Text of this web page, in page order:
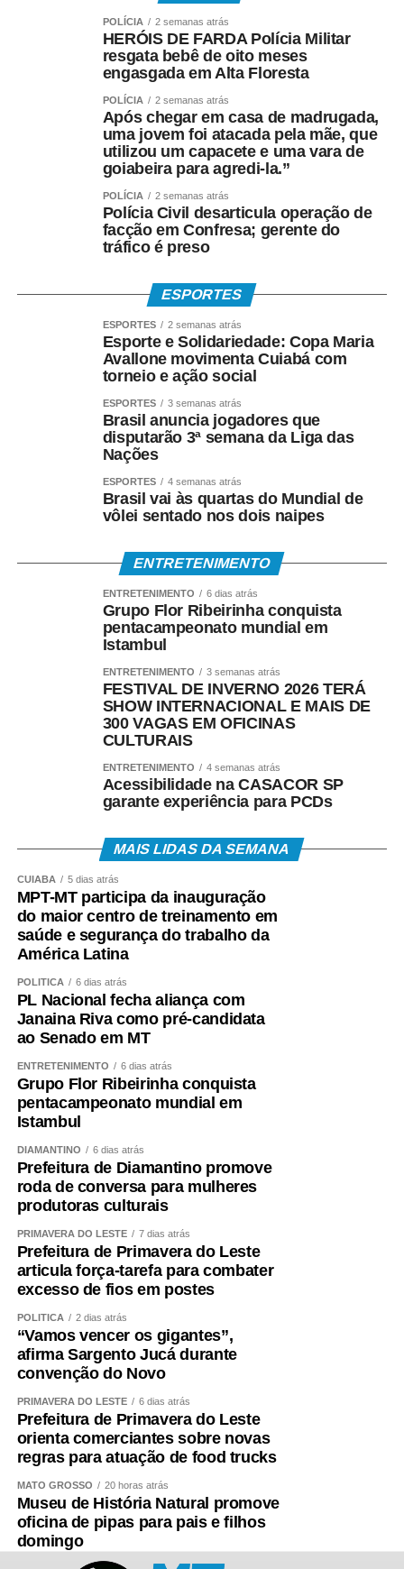
prioritariamente por:
• Crédito em conta corrente ou poupança da Caixa;
• Depósito em Poupança Social Digital, movimentada
pelo aplicativo Caixa Tem.
Quem não possui conta pode sacar:
• Com Cartão Social e senha em lotéricas, caixas
eletrônicos e correspondentes CAIXA Aqui;
• Nas agências, com documento oficial com foto;
• Sem cartão, por meio de biometria cadastrada.
Para servidores públicos
(Pasep)
O Banco do Brasil faz o pagamento por:
• Crédito em conta bancária;
• Transferência via TED ou Pix;
correntista e não possui chave Pix.
Como consultar
Os trabalhadores podem verificar informações sobre
• Aplicativo Carteira de Trabalho Digital;
• Portal Gov.br;
• Telefone 158 (Ministério do Trabalho);
• Atendimento Caixa ao Cidadão: 0800-726-0207.
A expectativa é que, em 2026, cerca de 22,2 milhões
de trabalhadores recebam o abono salarial.
COMENTE ABAIXO:
WhatsApp
Facebook
Twitter
Messenger
LinkedIn
Share
POLÍCIA 2 semanas atrás
HERÓIS DE FARDA Polícia Militar
resgata bebê de oito meses
engasgada em Alta Floresta
POLÍCIA 2 semanas atrás
Após chegar em casa de madrugada,
uma jovem foi atacada pela mãe, que
utilizou um capacete e uma vara de
goiabeira para agredi-la.”
POLÍCIA 2 semanas atrás
Polícia Civil desarticula operação de
facção em Confresa; gerente do
tráfico é preso
ESPORTES
ESPORTES 2 semanas atrás
Esporte e Solidariedade: Copa Maria
Avallone movimenta Cuiabá com
torneio e ação social
ESPORTES 3 semanas atrás
Brasil anuncia jogadores que
disputarão 3ª semana da Liga das
Nações
ESPORTES 4 semanas atrás
Brasil vai às quartas do Mundial de
vôlei sentado nos dois naipes
ENTRETENIMENTO
ENTRETENIMENTO 6 dias atrás
Grupo Flor Ribeirinha conquista
pentacampeonato mundial em
Istambul
ENTRETENIMENTO 3 semanas atrás
FESTIVAL DE INVERNO 2026 TERÁ
SHOW INTERNACIONAL E MAIS DE
300 VAGAS EM OFICINAS
CULTURAIS
ENTRETENIMENTO 4 semanas atrás
Acessibilidade na CASACOR SP
garante experiência para PCDs
MAIS LIDAS DA SEMANA
CUIABÁ 5 dias atrás
MPT-MT participa da inauguração
do maior centro de treinamento em
saúde e segurança do trabalho da
América Latina
POLÍTICA 6 dias atrás
PL Nacional fecha aliança com
Janaina Riva como pré-candidata
ao Senado em MT
ENTRETENIMENTO 6 dias atrás
Grupo Flor Ribeirinha conquista
pentacampeonato mundial em
Istambul
DIAMANTINO 6 dias atrás
Prefeitura de Diamantino promove
roda de conversa para mulheres
produtoras culturais
PRIMAVERA DO LESTE 7 dias atrás
Prefeitura de Primavera do Leste
articula força-tarefa para combater
excesso de fios em postes
POLÍTICA 2 dias atrás
“Vamos vencer os gigantes”,
afirma Sargento Jucá durante
convenção do Novo
PRIMAVERA DO LESTE 6 dias atrás
Prefeitura de Primavera do Leste
orienta comerciantes sobre novas
regras para atuação de food trucks
MATO GROSSO 20 horas atrás
Museu de História Natural promove
oficina de pipas para pais e filhos
domingo